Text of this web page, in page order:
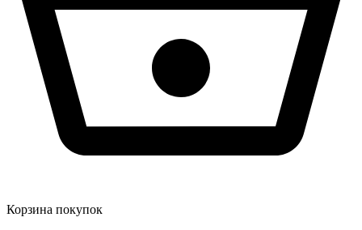
Корзина покупок